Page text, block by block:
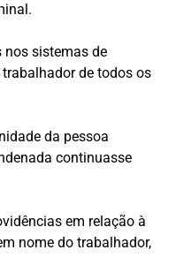
nos sistemas de
de todos os
da pessoa
continuasse
em relação à
nome do trabalhador,